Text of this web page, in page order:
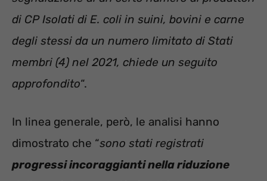
di CP Isolati di E. coli in suini, bovini e carne
degli stessi da un numero limitato di Stati
membri (4) nel 2021, chiede un seguito
approfondito“.
In linea generale, però, le analisi hanno
dimostrato che “sono stati registrati
progressi incoraggianti nella riduzione